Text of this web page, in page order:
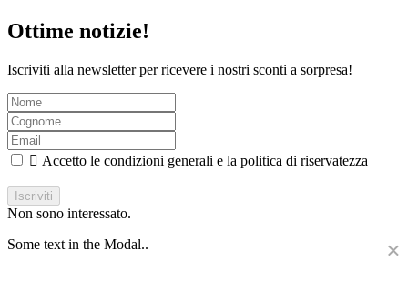
Ottime notizie!
Iscriviti alla newsletter per ricevere i nostri sconti a sorpresa!
 Accetto le condizioni generali e la politica di riservatezza
Iscriviti
Non sono interessato.
×
Some text in the Modal..